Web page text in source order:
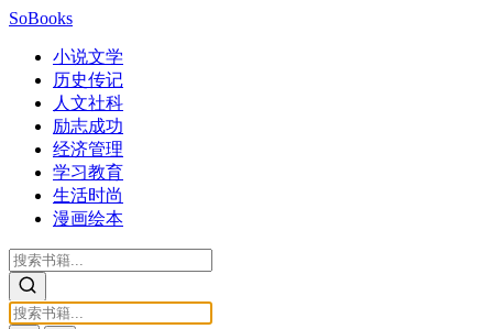
SoBooks
小说文学
历史传记
人文社科
励志成功
经济管理
学习教育
生活时尚
漫画绘本